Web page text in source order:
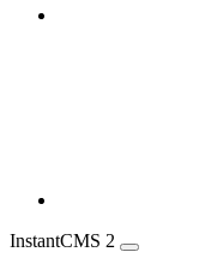
InstantCMS 2